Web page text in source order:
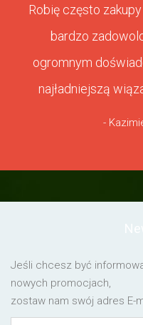
Robię często
bardzo
ogromnym
najładniejszą
-
Jeśli chcesz być
nowych promocjach,
zostaw nam swój adres E-